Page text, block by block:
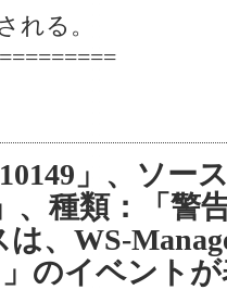
れる。
」、ソー
、種類：「警
は、WS-
のイベント